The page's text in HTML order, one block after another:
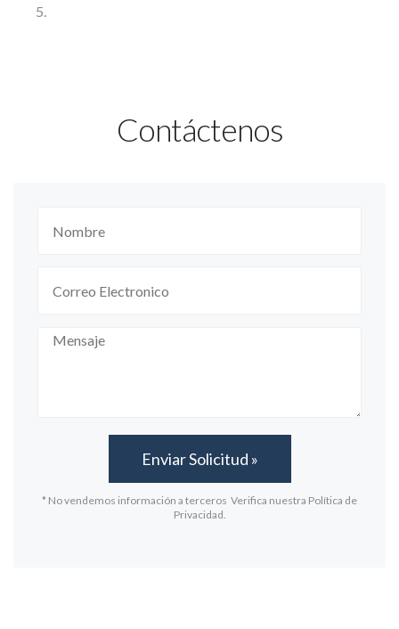
Contáctenos
* No vendemos información a terceros Verifica nuestra Política de
Privacidad.